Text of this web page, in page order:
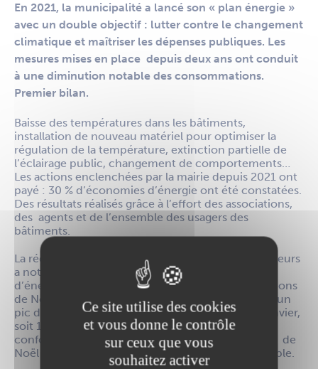
En 2021, la municipalité a lancé son « plan énergie »
avec un double objectif : lutter contre le changement
climatique et maîtriser les dépenses publiques. Les
mesures mises en place depuis deux ans ont conduit
à une diminution notable des consommations.
Premier bilan.
Baisse des températures dans les bâtiments,
installation de nouveau matériel pour optimiser la
régulation de la température, extinction partielle de
l’éclairage public, changement de comportements…
Les actions enclenchées par la mairie depuis 2021 ont
payé : 30 % d’économies d’énergie ont été constatées.
Des résultats réalisés grâce à l’effort des associations,
des agents et de l’ensemble des usagers des
bâtiments.
La réduction de l’éclairage public sur certains secteurs
a notamment permis de dégager une économie
d’énergie de 35 % en 1 an. Au niveau des illuminations
de Noël, même constat. Auparavant, on observait un
pic de consommation de 31 % en décembre et janvier,
soit 10 % du budget annuel tout type d’énergies
confondues. Aujourd’hui, la part des illuminations de
Noël sur les consommations globales est négligeable.
Ce site utilise des cookies
et vous donne le contrôle
sur ceux que vous
souhaitez activer